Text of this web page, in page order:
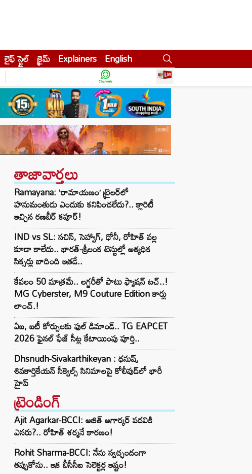
లైఫ్ స్టైల్ క్రైమ్ Explainers English
తాజావార్తలు
Ramayana: ‘రామాయణం’ ట్రైలర్‌లో
హనుమంతుడు ఎందుకు కనిపించలేదు?.. క్లారిటీ
ఇచ్చిన రణబీర్ కపూర్!
IND vs SL: సచిన్, సెహ్వాగ్, ధోనీ, రోహిత్‌ వల్ల
కూడా కాలేదు.. భారత్-శ్రీలంక టెస్టుల్లో అత్యధిక
సిక్సర్లు బాదింది ఇతడే..
కేవలం 50 మాత్రమే.. లగ్జరీతో పాటు ఫ్యాషన్ టచ్..!
MG Cyberster, M9 Couture Edition కార్లు
లాంచ్.!
ఏఐ, ఐటీ కోర్సులకు ఫుల్ డిమాండ్.. TG EAPCET
2026 ఫైనల్ ఫేజ్ సీట్ల కేటాయింపు పూర్తి..
Dhsnudh-Sivakarthikeyan : ధనుష్,
శివకార్తికేయన్ సీక్వెల్స్ సినిమాలపై కోలీవుడ్‌లో భారీ
హైప్
ట్రెండింగ్‌
Ajit Agarkar-BCCI: అజిత్ అగార్కర్ పదవికి
ఎసరు?.. రోహిత్ శర్మనే కారణం!
Rohit Sharma-BCCI: నేను స్వచ్ఛందంగా
తప్పుకోను.. ఇక బీసీసీఐ సెలెక్టర్ల ఇష్టం!